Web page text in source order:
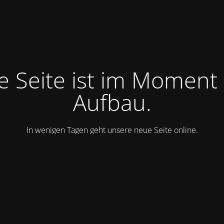
Seite ist im
Aufbau.
In wenigen Tagen geht unsere neue Seite online.